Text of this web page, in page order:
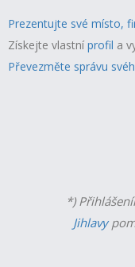
Prezentujte své místo,
Získejte vlastní profil a v
Převezměte správu
*)
Jihlavy